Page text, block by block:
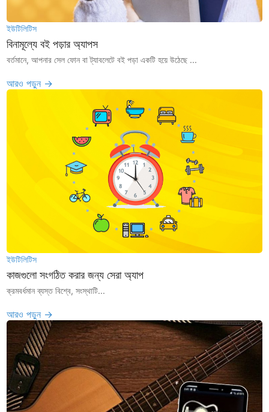
ইউটিলিটিস
বিনামূল্যে বই পড়ার অ্যাপস
বর্তমানে, আপনার সেল ফোন বা ট্যাবলেটে বই পড়া একটি হয়ে উঠেছে ...
আরও পড়ুন →
ইউটিলিটিস
কাজগুলো সংগঠিত করার জন্য সেরা অ্যাপ
ক্রমবর্ধমান ব্যস্ত বিশ্বে, সংস্থাটি...
আরও পড়ুন →